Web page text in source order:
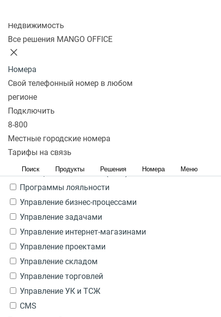
Недвижимость
Все решения MANGO OFFICE
Номера
Свой телефонный номер в любом
регионе
Подключить
8-800
Местные городские номера
Тарифы на связь
Поиск Продукты Решения Номера Меню
Да
Посмотреть все Свернуть
Тип системы
Ничего не найдено
CRM
ERP
Service Desk
Управление кандидатами HRM/HCM/ATS
Бухгалтерия
Медицинские системы (МИС)
Программы лояльности
Управление бизнес-процессами
Управление задачами
Управление интернет-магазинами
Управление проектами
Управление складом
Управление торговлей
Управление УК и ТСЖ
CMS